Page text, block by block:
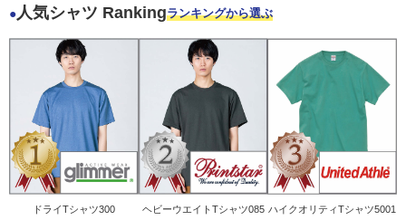
●人気シャツ Rankingランキングから選ぶ
ドライTシャツ300 ヘビーウエイトTシャツ085 ハイクオリティTシャツ5001